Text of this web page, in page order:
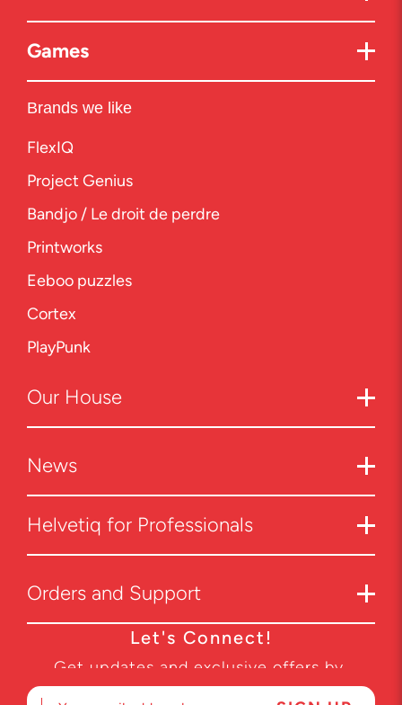
Games
Brands we like
FlexIQ
Project Genius
Bandjo / Le droit de perdre
Printworks
Eeboo puzzles
Cortex
PlayPunk
Our House
News
Helvetiq for Professionals
Orders and Support
Let's Connect!
Get updates and exclusive offers by
subscribing to our newsletter.